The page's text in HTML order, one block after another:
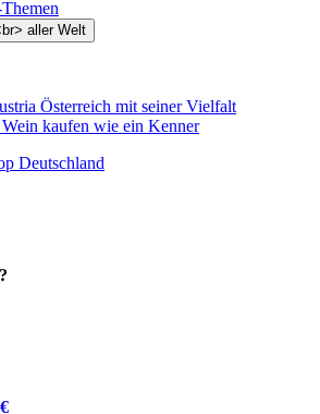
Österreich mit seiner Vielfalt
Wein kaufen wie ein Kenner